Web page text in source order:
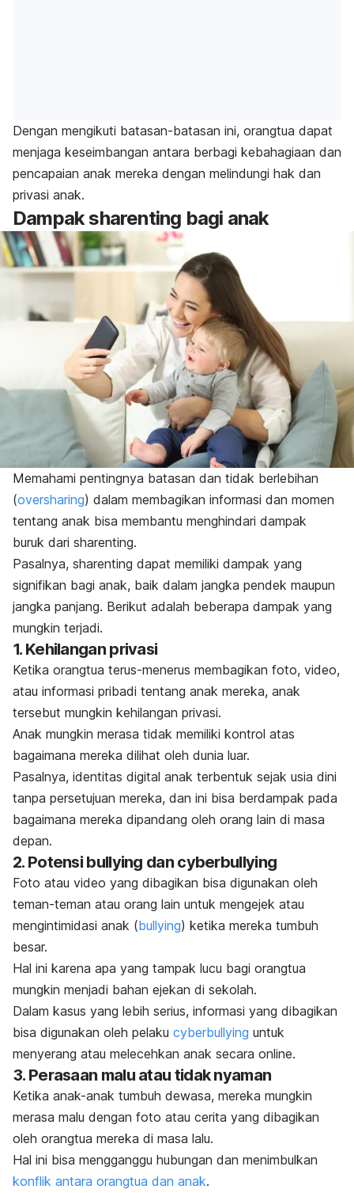
Dengan mengikuti batasan-batasan ini, orangtua dapat
menjaga keseimbangan antara berbagi kebahagiaan dan
pencapaian anak mereka dengan melindungi hak dan
privasi anak.
Dampaksharenting bagi anak
Memahami pentingnya batasan dan tidak berlebihan
(oversharing) dalam membagikan informasi dan momen
tentang anak bisa membantu menghindari dampak
buruk dari sharenting.
Pasalnya, sharenting dapat memiliki dampak yang
signifikan bagi anak, baik dalam jangka pendek maupun
jangka panjang. Berikut adalah beberapa dampak yang
mungkin terjadi.
1. Kehilangan privasi
Ketika orangtua terus-menerus membagikan foto, video,
atau informasi pribadi tentang anak mereka, anak
tersebut mungkin kehilangan privasi.
Anak mungkin merasa tidak memiliki kontrol atas
bagaimana mereka dilihat oleh dunia luar.
Pasalnya, identitas digital anak terbentuk sejak usia dini
tanpa persetujuan mereka, dan ini bisa berdampak pada
bagaimana mereka dipandang oleh orang lain di masa
depan.
2. Potensi bullying dan cyberbullying
Foto atau video yang dibagikan bisa digunakan oleh
teman-teman atau orang lain untuk mengejek atau
mengintimidasi anak (bullying) ketika mereka tumbuh
besar.
Hal ini karena apa yang tampak lucu bagi orangtua
mungkin menjadi bahan ejekan di sekolah.
Dalam kasus yang lebih serius, informasi yang dibagikan
bisa digunakan oleh pelaku cyberbullying untuk
menyerang atau melecehkan anak secara online.
3. Perasaan malu atau tidak nyaman
Ketika anak-anak tumbuh dewasa, mereka mungkin
merasa malu dengan foto atau cerita yang dibagikan
oleh orangtua mereka di masa lalu.
Hal ini bisa mengganggu hubungan dan menimbulkan
konflik antara orangtua dan anak.